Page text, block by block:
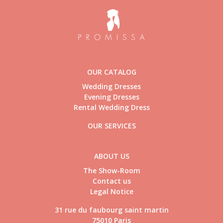
OUR CATALOG
Wedding Dresses
Evening Dresses
Rental Wedding Dress
OUR SERVICES
ABOUT US
The Show-Room
Contact us
Legal Notice
31 rue du faubourg saint martin
75010 Paris